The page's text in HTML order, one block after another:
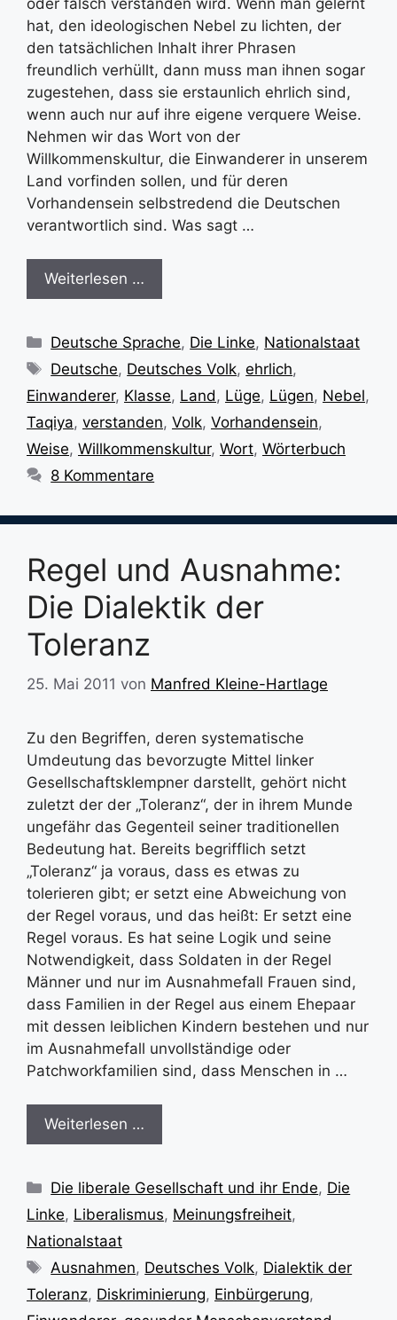
hat, den ideologischen Nebel zu lichten, der
den tatsächlichen Inhalt ihrer Phrasen
freundlich verhüllt, dann muss man ihnen sogar
zugestehen, dass sie erstaunlich ehrlich sind,
wenn auch nur auf ihre eigene verquere Weise.
Nehmen wir das Wort von der
Willkommenskultur, die Einwanderer in unserem
Land vorfinden sollen, und für deren
Vorhandensein selbstredend die Deutschen
verantwortlich sind. Was sagt …
Weiterlesen …
Kategorien
Deutsche Sprache, Die Linke, Nationalstaat
Schlagwörter
Deutsche, Deutsches Volk,ehrlich,
Einwanderer, Klasse, Land, Lüge, Lügen, Nebel,
Taqiya, verstanden, Volk, Vorhandensein,
Weise, Willkommenskultur, Wort, Wörterbuch
8 Kommentare
Regel und Ausnahme:
Die Dialektik der
Toleranz
25. Mai 2011 von Manfred Kleine-Hartlage
Zu den Begriffen, deren systematische
Umdeutung das bevorzugte Mittel linker
Gesellschaftsklempner darstellt, gehört nicht
zuletzt der der „Toleranz“, der in ihrem Munde
ungefähr das Gegenteil seiner traditionellen
Bedeutung hat. Bereits begrifflich setzt
„Toleranz“ ja voraus, dass es etwas zu
tolerieren gibt; er setzt eine Abweichung von
der Regel voraus, und das heißt: Er setzt eine
Regel voraus. Es hat seine Logik und seine
Notwendigkeit, dass Soldaten in der Regel
Männer und nur im Ausnahmefall Frauen sind,
dass Familien in der Regel aus einem Ehepaar
mit dessen leiblichen Kindern bestehen und nur
im Ausnahmefall unvollständige oder
Patchworkfamilien sind, dass Menschen in …
Weiterlesen …
Kategorien
Die liberale Gesellschaft und ihr Ende, Die
Linke, Liberalismus, Meinungsfreiheit,
Nationalstaat
Schlagwörter
Ausnahmen, Deutsches Volk, Dialektik der
Toleranz, Diskriminierung, Einbürgerung,